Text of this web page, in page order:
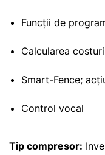
Funcții de
Calcularea
Smart-Fence;
Control vocal
Tip compresor: